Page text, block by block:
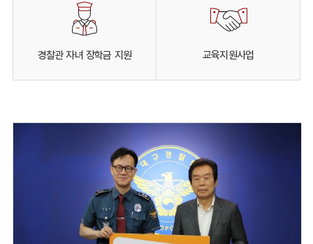
경찰관 자녀 장학금 지원 교육지원사업